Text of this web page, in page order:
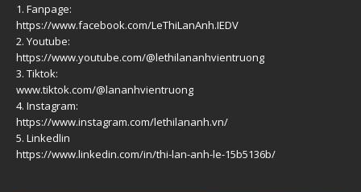
1. Fanpage:
https://www.facebook.com/LeThiLanAnh.IEDV
2. Youtube:
https://www.youtube.com/@lethilananhvientruong
3. Tiktok:
www.tiktok.com/@lananhvientruong
4. Instagram:
https://www.instagram.com/lethilananh.vn/
5. Linkedlin
https://www.linkedin.com/in/thi-lan-anh-le-15b5136b/